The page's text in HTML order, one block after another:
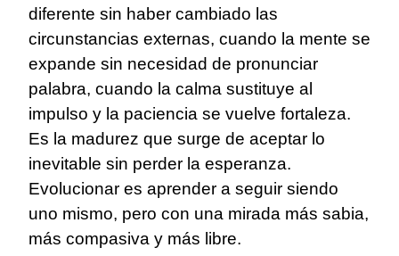
diferente sin haber cambiado las
circunstancias externas, cuando la mente se
expande sin necesidad de pronunciar
palabra, cuando la calma sustituye al
impulso y la paciencia se vuelve fortaleza.
Es la madurez que surge de aceptar lo
inevitable sin perder la esperanza.
Evolucionar es aprender a seguir siendo
uno mismo, pero con una mirada más sabia,
más compasiva y más libre.